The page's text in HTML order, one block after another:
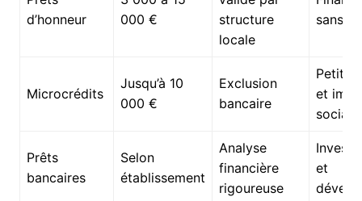
d’honneur
000 €
structure
locale
sans
Microcrédits
Jusqu’à 10
000 €
Exclusion
bancaire
Petits
et
social
Prêts
bancaires
Selon
établissement
Analyse
financière
rigoureuse
et